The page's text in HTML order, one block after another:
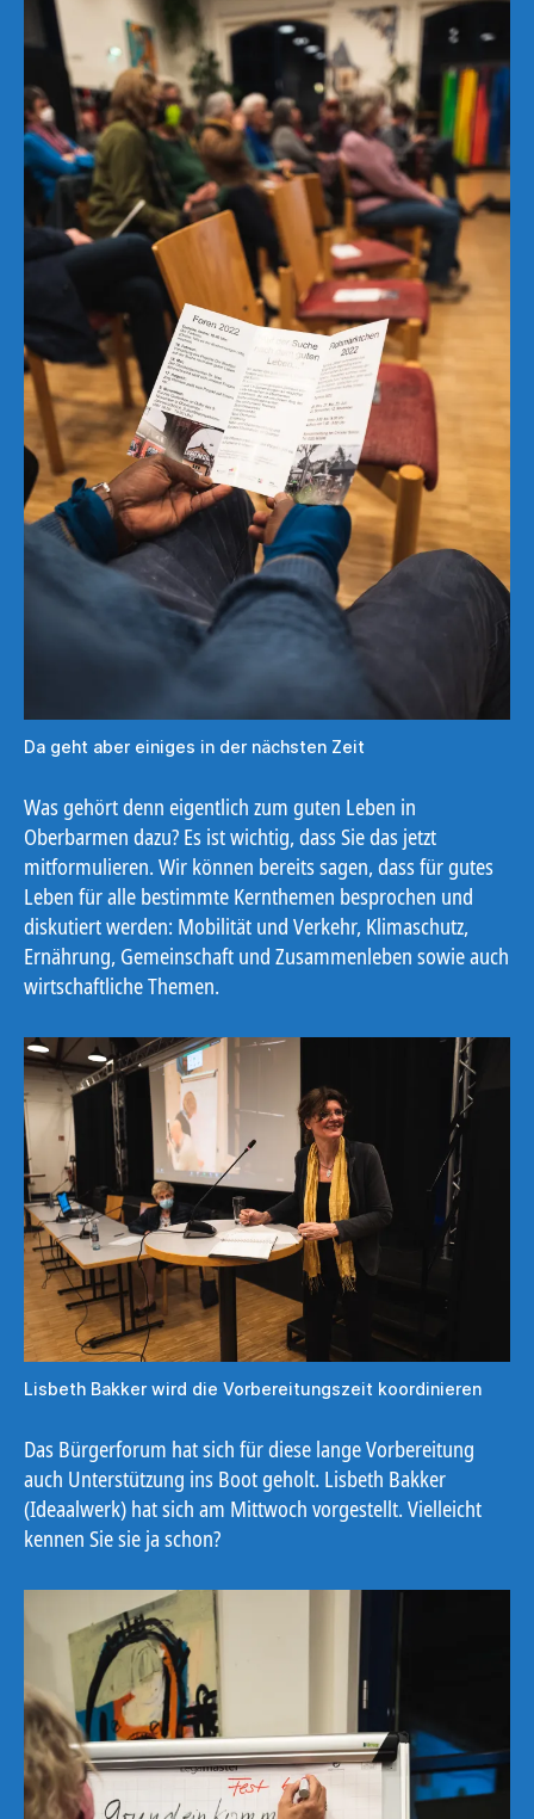
Da geht aber einiges in der nächsten Zeit
Was gehört denn eigentlich zum guten Leben in
Oberbarmen dazu? Es ist wichtig, dass Sie das jetzt
mitformulieren. Wir können bereits sagen, dass für gutes
Leben für alle bestimmte Kernthemen besprochen und
diskutiert werden: Mobilität und Verkehr, Klimaschutz,
Ernährung, Gemeinschaft und Zusammenleben sowie auch
wirtschaftliche Themen.
Lisbeth Bakker wird die Vorbereitungszeit koordinieren
Das Bürgerforum hat sich für diese lange Vorbereitung
auch Unterstützung ins Boot geholt. Lisbeth Bakker
(Ideaalwerk) hat sich am Mittwoch vorgestellt. Vielleicht
kennen Sie sie ja schon?